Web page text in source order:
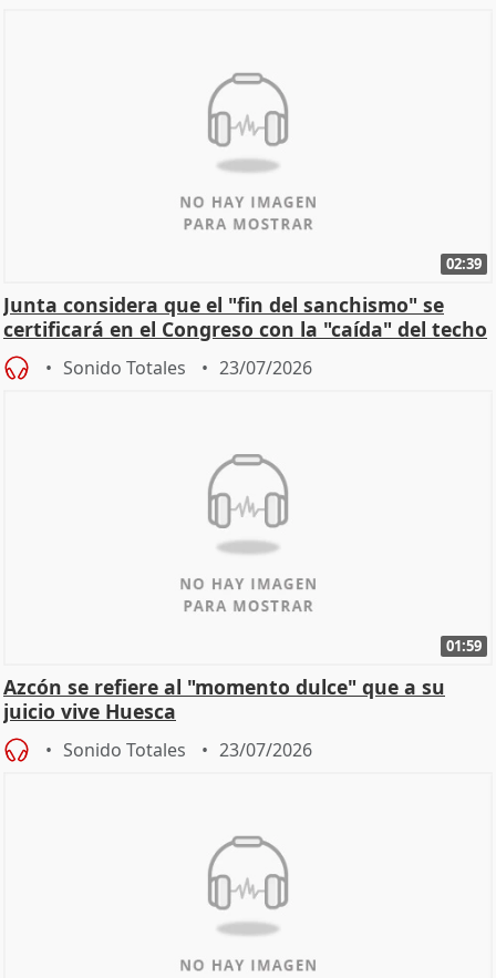
02:39
Junta considera que el "fin del sanchismo" se
certificará en el Congreso con la "caída" del techo
de
Sonido Totales 23/07/2026
01:59
Azcón se refiere al "momento dulce" que a su
juicio vive Huesca
Sonido Totales 23/07/2026